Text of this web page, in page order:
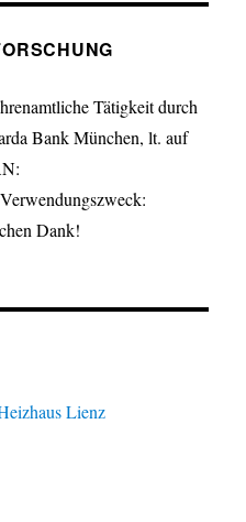
Tätigkeit durch
Bank München, lt. auf
Dank!
Lienz